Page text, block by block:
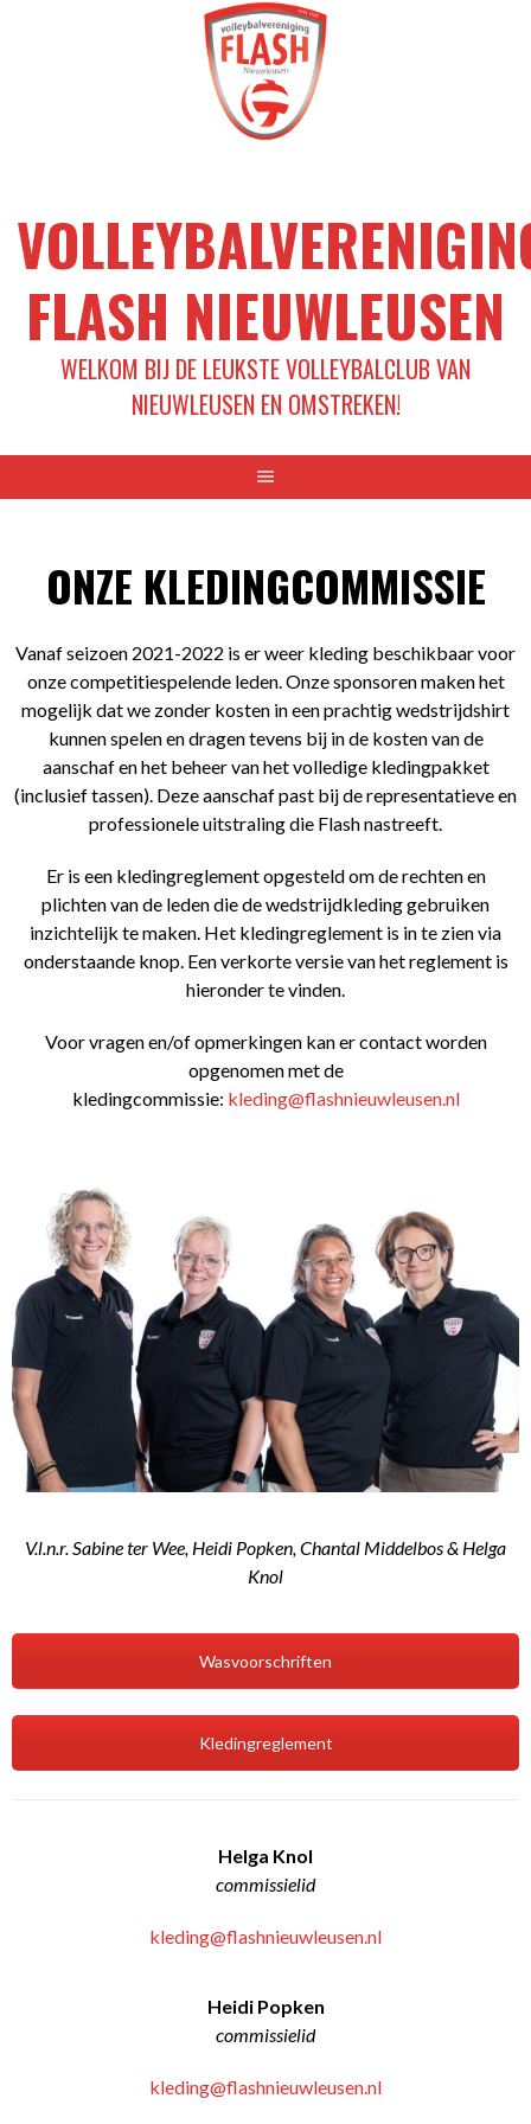
FLASH NIEUWLEUSEN
WELKOM BIJ DE LEUKSTE VOLLEYBALCLUB VAN
NIEUWLEUSEN EN OMSTREKEN!
ONZE KLEDINGCOMMISSIE
Vanaf seizoen 2021-2022 is er weer kleding beschikbaar voor
onze competitiespelende leden. Onze sponsoren maken het
mogelijk dat we zonder kosten in een prachtig wedstrijdshirt
kunnen spelen en dragen tevens bij in de kosten van de
aanschaf en het beheer van het volledige kledingpakket
(inclusief tassen). Deze aanschaf past bij de representatieve en
professionele uitstraling die Flash nastreeft.
Er is een kledingreglement opgesteld om de rechten en
plichten van de leden die de wedstrijdkleding gebruiken
inzichtelijk te maken. Het kledingreglement is in te zien via
onderstaande knop. Een verkorte versie van het reglement is
hieronder te vinden.
Voor vragen en/of opmerkingen kan er contact worden
opgenomen met de
kledingcommissie: kleding@flashnieuwleusen.nl
V.l.n.r. Sabine ter Wee, Heidi Popken, Chantal Middelbos & Helga
Knol
Wasvoorschriften
Kledingreglement
Helga Knol
commissielid
kleding@flashnieuwleusen.nl
Heidi Popken
commissielid
kleding@flashnieuwleusen.nl